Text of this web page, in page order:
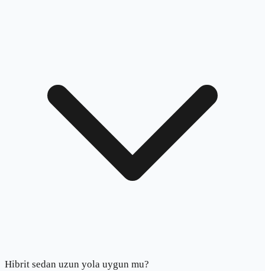
Hibrit sedan uzun yola uygun mu?